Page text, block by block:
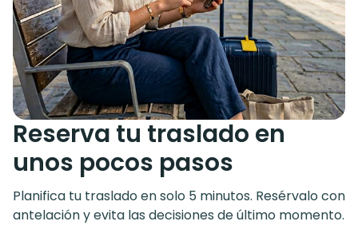
Reserva tu traslado en
unos pocos pasos
Planifica tu traslado en solo 5 minutos. Resérvalo con
antelación y evita las decisiones de último momento.